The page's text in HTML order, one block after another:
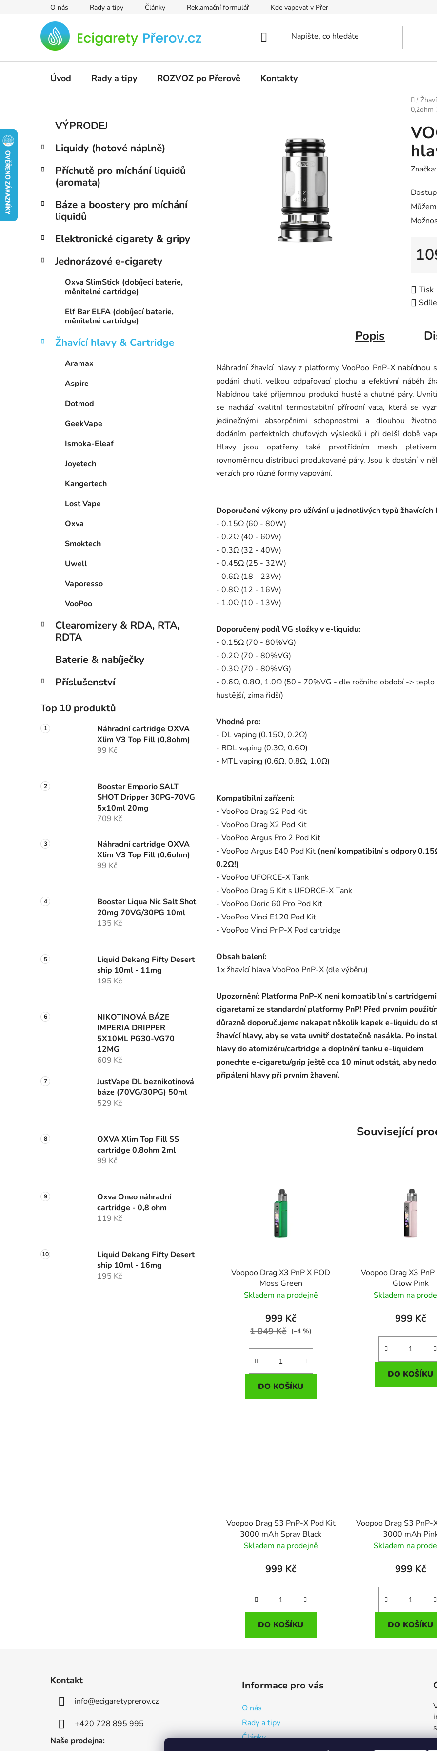
O nás Rady a tipy Články Reklamační formulář Kde vapovat v Přerově?
Úvod Rady a tipy ROZVOZ po Přerově Kontakty
Domů
/
0,2ohm
s
r
n
p
n
Přeskočit
kategorie
e
o
e
VÝPRODEJ
Liquidy (hotové náplně)
Příchutě pro míchání liquidů
(aromata)
Báze a boostery pro míchání
liquidů
Elektronické cigarety & gripy
Jednorázové e-cigarety
Oxva SlimStick (dobíjecí baterie,
měnitelné cartridge)
Elf Bar ELFA (dobíjecí baterie,
měnitelné cartridge)
Žhavící hlavy & Cartridge
Aramax
Aspire
Dotmod
GeekVape
Ismoka-Eleaf
Joyetech
Kangertech
Lost Vape
Oxva
Smoktech
Uwell
Vaporesso
VooPoo
Clearomizery & RDA, RTA,
RDTA
Baterie & nabíječky
Příslušenství
Top 10 produktů
Náhradní cartridge OXVA
Xlim V3 Top Fill (0,8ohm)
99 Kč
Booster Emporio SALT
SHOT Dripper 30PG-70VG
5x10ml 20mg
709 Kč
Náhradní cartridge OXVA
Xlim V3 Top Fill (0,6ohm)
99 Kč
Booster Liqua Nic Salt Shot
20mg 70VG/30PG 10ml
135 Kč
Liquid Dekang Fifty Desert
ship 10ml - 11mg
195 Kč
NIKOTINOVÁ BÁZE
IMPERIA DRIPPER
5X10ML PG30-VG70
12MG
609 Kč
JustVape DL beznikotinová
báze (70VG/30PG) 50ml
529 Kč
OXVA Xlim Top Fill SS
cartridge 0,8ohm 2ml
99 Kč
Oxva Oneo náhradní
cartridge - 0,8 ohm
119 Kč
Liquid Dekang Fifty Desert
ship 10ml - 16mg
195 Kč
Tisk
Popis
Náhradní žhavící hlavy z platformy VooPoo PnP-X nabídnou
podání chuti, velkou odpařovací plochu a efektivní náběh
Nabídnou také příjemnou produkci husté a chutné páry.
se nachází kvalitní termostabilní přírodní vata, která se
jedinečnými absorpčními schopnostmi a dlouhou
dodáním perfektních chuťových výsledků i při delší době
Hlavy jsou opatřeny také prvotřídním mesh
rovnoměrnou distribuci produkované páry. Jsou k dostání v
verzích pro různé formy vapování.
Doporučené výkony pro užívání u jednotlivých typů žhavících
- 0.15Ω (60 - 80W)
- 0.2Ω (40 - 60W)
- 0.3Ω (32 - 40W)
- 0.45Ω (25 - 32W)
- 0.6Ω (18 - 23W)
- 0.8Ω (12 - 16W)
- 1.0Ω (10 - 13W)
Doporučený podíl VG složky v e-liquidu:
- 0.15Ω (70 - 80%VG)
- 0.2Ω (70 - 80%VG)
- 0.3Ω (70 - 80%VG)
- 0.6Ω, 0.8Ω, 1.0Ω (50 - 70%VG - dle ročního období -> teplo
hustější, zima řidší)
Vhodné pro:
- DL vaping (0.15Ω, 0.2Ω)
- RDL vaping (0.3Ω, 0.6Ω)
- MTL vaping (0.6Ω, 0.8Ω, 1.0Ω)
Kompatibilní zařízení:
- VooPoo Drag S2 Pod Kit
- VooPoo Drag X2 Pod Kit
- VooPoo Argus Pro 2 Pod Kit
- VooPoo Argus E40 Pod Kit (není kompatibilní s odpory
0.2Ω!)
- VooPoo UFORCE-X Tank
- VooPoo Drag 5 Kit s UFORCE-X Tank
- VooPoo Doric 60 Pro Pod Kit
- VooPoo Vinci E120 Pod Kit
- VooPoo Vinci PnP-X Pod cartridge
Obsah balení:
1x žhavící hlava VooPoo PnP-X (dle výběru)
Upozornění: Platforma PnP-X není kompatibilní s
cigaretami ze standardní platformy PnP! Před prvním
důrazně doporučujeme nakapat několik kapek e-liquidu do
žhavící hlavy, aby se vata uvnitř dostatečně nasákla. Po
hlavy do atomizéru/cartridge a doplnění tanku e-liquidem
ponechte e-cigaretu/grip ještě cca 10 minut odstát, aby
připálení hlavy při prvním žhavení.
Související
Voopoo Drag X3 PnP X POD
Moss Green
Skladem na prodejně
999 Kč
1 049 Kč (–4 %)
DO KOŠÍKU
Voopoo Drag X3 PnP
Glow Pink
Skladem na
999 Kč
DO KOŠÍKU
Voopoo Drag S3 PnP-X Pod Kit
3000 mAh Spray Black
Skladem na prodejně
999 Kč
DO KOŠÍKU
Voopoo Drag S3 PnP-
3000 mAh
Skladem na
999 Kč
DO KOŠÍKU
Kontakt
info@ecigaretyprerov.cz
+420 728 895 995
Naše prodejna:
Informace pro vás
O nás
Rady a tipy
Články